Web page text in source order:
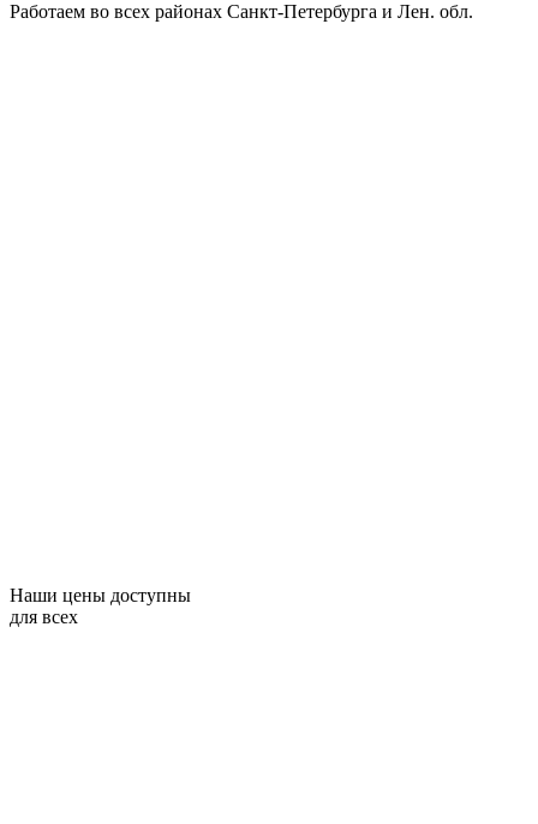
Работаем во всех районах Санкт-Петербурга и Лен. обл.
Наши цены доступны
для всех